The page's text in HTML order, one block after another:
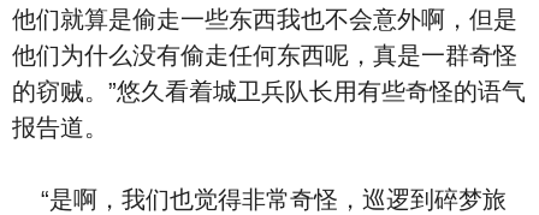
他们就算是偷走一些东西我也不会意外啊，但是
他们为什么没有偷走任何东西呢，真是一群奇怪
的窃贼。”悠久看着城卫兵队长用有些奇怪的语气
报告道。
“是啊，我们也觉得非常奇怪，巡逻到碎梦旅